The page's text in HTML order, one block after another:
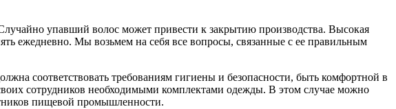
упавший волос может привести к закрытию производства. Высокая
ежедневно. Мы возьмем на себя все вопросы, связанные с ее правильным
соответствовать требованиям гигиены и безопасности, быть комфортной в
сотрудников необходимыми комплектами одежды. В этом случае можно
пищевой промышленности.